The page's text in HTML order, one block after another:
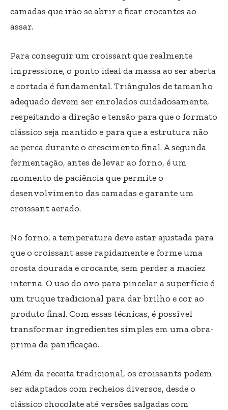
camadas que irão se abrir e ficar crocantes ao
assar.
Para conseguir um croissant que realmente
impressione, o ponto ideal da massa ao ser aberta
e cortada é fundamental. Triângulos de tamanho
adequado devem ser enrolados cuidadosamente,
respeitando a direção e tensão para que o formato
clássico seja mantido e para que a estrutura não
se perca durante o crescimento final. A segunda
fermentação, antes de levar ao forno, é um
momento de paciência que permite o
desenvolvimento das camadas e garante um
croissant aerado.
No forno, a temperatura deve estar ajustada para
que o croissant asse rapidamente e forme uma
crosta dourada e crocante, sem perder a maciez
interna. O uso do ovo para pincelar a superfície é
um truque tradicional para dar brilho e cor ao
produto final. Com essas técnicas, é possível
transformar ingredientes simples em uma obra-
prima da panificação.
Além da receita tradicional, os croissants podem
ser adaptados com recheios diversos, desde o
clássico chocolate até versões salgadas com